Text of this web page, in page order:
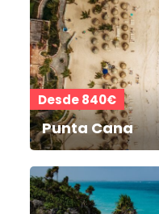
Desde 840€
Punta Cana